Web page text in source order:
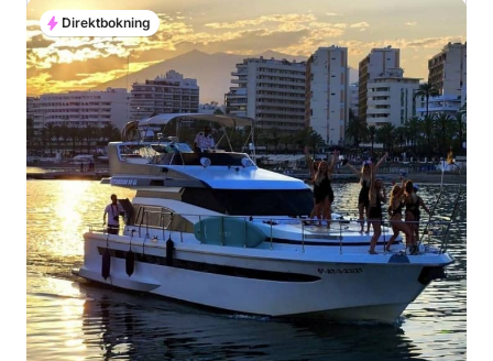
Direktbokning